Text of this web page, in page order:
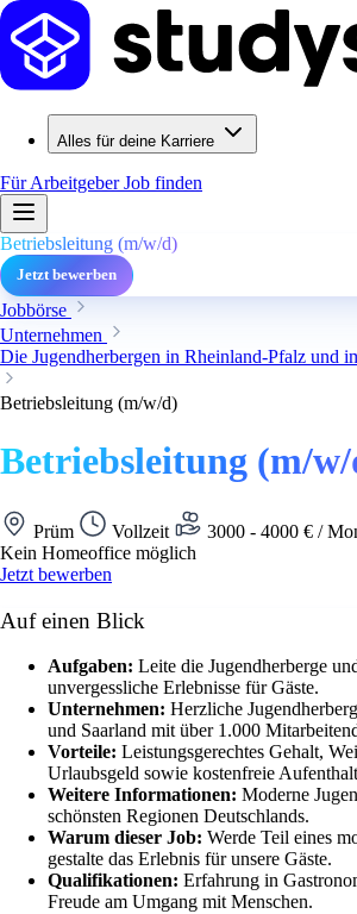
Alles für deine Karriere
Für ArbeitgeberJob finden
Betriebsleitung (m/w/d)
Jetzt bewerben
Jobbörse
Unternehmen
Die Jugendherbergen in Rheinland-Pfalz und
Betriebsleitung (m/w/d)
Betriebsleitung (m/
Prüm Vollzeit
3000 - 4000 € /
Kein Homeoffice möglich
Jetzt bewerben
Auf einen Blick
Aufgaben: Leite die Jugendherberge
unvergessliche Erlebnisse für Gäste.
Unternehmen: Herzliche
und Saarland mit über 1.000
Vorteile: Leistungsgerechtes Gehalt,
Urlaubsgeld sowie kostenfreie
Weitere Informationen: Moderne
schönsten Regionen Deutschlands.
Warum dieser Job: Werde Teil eines
gestalte das Erlebnis für unsere Gäste.
Qualifikationen: Erfahrung in
Freude am Umgang mit Menschen.